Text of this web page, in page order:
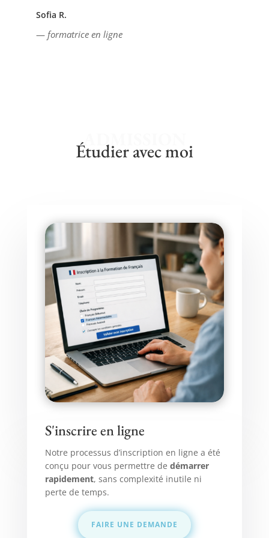
Sofia R.
— formatrice en ligne
ADMISSION
Étudier avec moi
S'inscrire en ligne
Notre processus d’inscription en ligne a été
conçu pour vous permettre de démarrer
rapidement, sans complexité inutile ni
perte de temps.
FAIRE UNE DEMANDE